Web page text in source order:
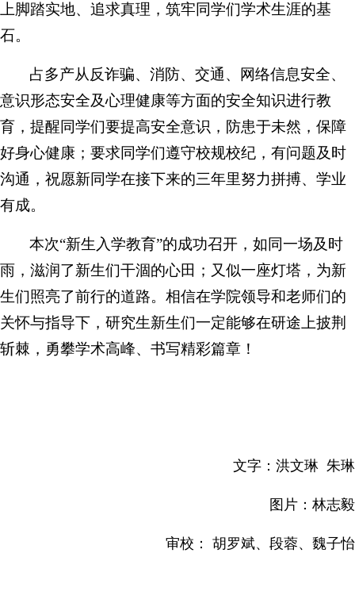
上脚踏实地、追求真理，筑牢同学们学术生涯的基
石。
占多产从反诈骗、消防、交通、网络信息安全、
意识形态安全及心理健康等方面的安全知识进行教
育，提醒同学们要提高安全意识，防患于未然，保障
好身心健康；要求同学们遵守校规校纪，有问题及时
沟通，祝愿新同学在接下来的三年里努力拼搏、学业
有成。
本次“新生入学教育”的成功召开，如同一场及时
雨，滋润了新生们干涸的心田；又似一座灯塔，为新
生们照亮了前行的道路。相信在学院领导和老师们的
关怀与指导下，研究生新生们一定能够在研途上披荆
斩棘，勇攀学术高峰、书写精彩篇章！
文字：洪文琳 朱琳
图片：林志毅
审校： 胡罗斌、段蓉、魏子怡